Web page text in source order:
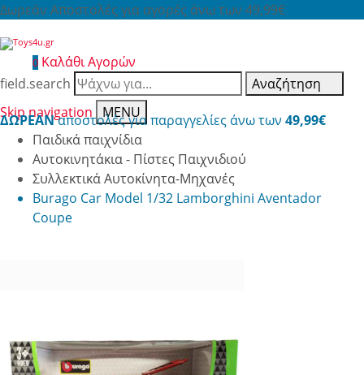
Δωρεάν Αποστολές για αγορές άνω των 49,99€
0 Καλάθι Αγορών
field.search
Αναζήτηση
Skip navigation
MENU
ΔΩΡΕΑΝαποστολές για παραγγελίες άνω των 49,99€
Παιδικά παιχνίδια
Αυτοκινητάκια - Πίστες Παιχνιδιού
Συλλεκτικά Αυτοκίνητα-Μηχανές
Burago Car Model 1/32 Lamborghini Aventador
Coupe